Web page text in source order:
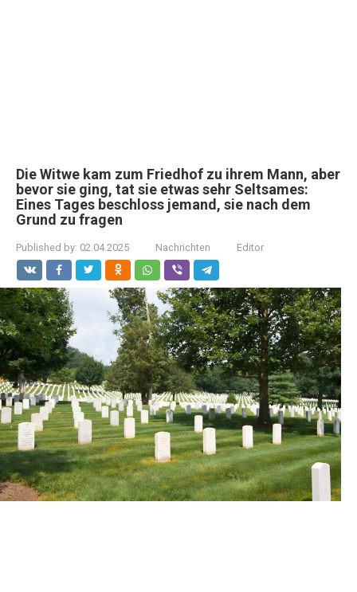
Die Witwe kam zum Friedhof zu ihrem Mann, aber
bevor sie ging, tat sie etwas sehr Seltsames:
Eines Tages beschloss jemand, sie nach dem
Grund zu fragen
Published by: 02.04.2025 Nachrichten Editor